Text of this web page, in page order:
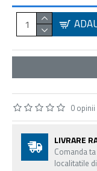
0 opinii
LIVRARE
Comanda
localitatile